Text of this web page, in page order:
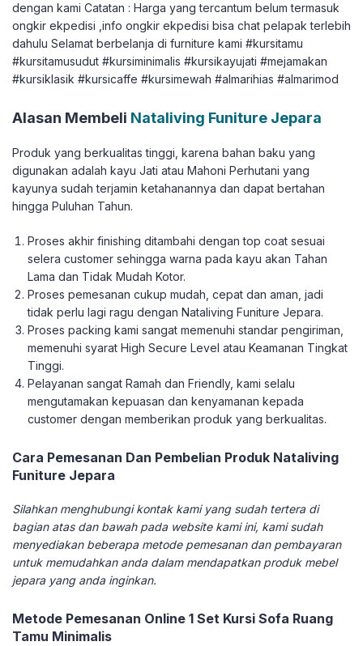
dengan kami Catatan : Harga yang tercantum belum termasuk
ongkir ekpedisi ,info ongkir ekpedisi bisa chat pelapak terlebih
dahulu Selamat berbelanja di furniture kami #kursitamu
#kursitamusudut #kursiminimalis #kursikayujati #mejamakan
#kursiklasik #kursicaffe #kursimewah #almarihias #almarimod
Alasan Membeli Nataliving Funiture Jepara
Produk yang berkualitas tinggi, karena bahan baku yang
digunakan adalah kayu Jati atau Mahoni Perhutani yang
kayunya sudah terjamin ketahanannya dan dapat bertahan
hingga Puluhan Tahun.
Proses akhir finishing ditambahi dengan top coat sesuai
selera customer sehingga warna pada kayu akan Tahan
Lama dan Tidak Mudah Kotor.
Proses pemesanan cukup mudah, cepat dan aman, jadi
tidak perlu lagi ragu dengan Nataliving Funiture Jepara.
Proses packing kami sangat memenuhi standar pengiriman,
memenuhi syarat High Secure Level atau Keamanan Tingkat
Tinggi.
Pelayanan sangat Ramah dan Friendly, kami selalu
mengutamakan kepuasan dan kenyamanan kepada
customer dengan memberikan produk yang berkualitas.
Cara Pemesanan Dan Pembelian Produk Nataliving
Funiture Jepara
Silahkan menghubungi kontak kami yang sudah tertera di
bagian atas dan bawah pada website kami ini, kami sudah
menyediakan beberapa metode pemesanan dan pembayaran
untuk memudahkan anda dalam mendapatkan produk mebel
jepara yang anda inginkan.
Metode Pemesanan Online 1 Set Kursi Sofa Ruang
Tamu Minimalis